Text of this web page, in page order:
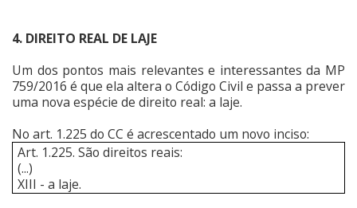
4. DIREITO REAL DE LAJE
Um dos pontos mais relevantes e interessantes da MP
759/2016 é que ela altera o Código Civil e passa a prever
uma nova espécie de direito real: a laje.
No art. 1.225 do CC é acrescentado um novo inciso:
Art. 1.225. São direitos reais:
(...)
XIII - a laje.